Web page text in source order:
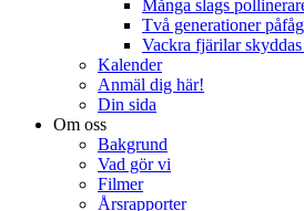
Många slags
Två generationer
Vackra fjärilar
Kalender
Anmäl dig här!
Din sida
Om oss
Bakgrund
Vad gör vi
Filmer
Årsrapporter